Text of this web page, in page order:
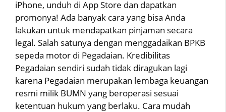
iPhone, unduh di App Store dan dapatkan
promonya! Ada banyak cara yang bisa Anda
lakukan untuk mendapatkan pinjaman secara
legal. Salah satunya dengan menggadaikan BPKB
sepeda motor di Pegadaian. Kredibilitas
Pegadaian sendiri sudah tidak diragukan lagi
karena Pegadaian merupakan lembaga keuangan
resmi milik BUMN yang beroperasi sesuai
ketentuan hukum yang berlaku. Cara mudah